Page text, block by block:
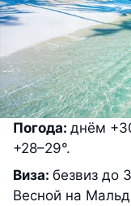
Погода: днём
+28–29°.
Виза: безвиз до
Весной на